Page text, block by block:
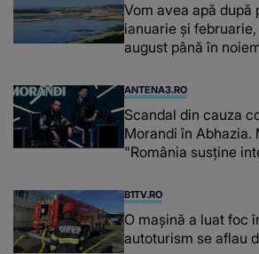
Vom avea apă după
ianuarie și
august până în
ANTENA3.RO
Scandal din cauza
Morandi în Abhazia.
"România susține
B1TV.RO
O maşină a luat foc
autoturism se aflau